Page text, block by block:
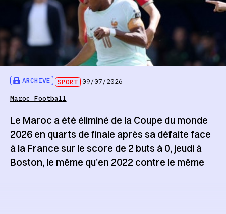
ARCHIVE SPORT 09/07/2026
Maroc Football
Le Maroc a été éliminé de la Coupe du monde
2026 en quarts de finale après sa défaite face
à la France sur le score de 2 buts à 0, jeudi à
Boston, le même qu’en 2022 contre le même